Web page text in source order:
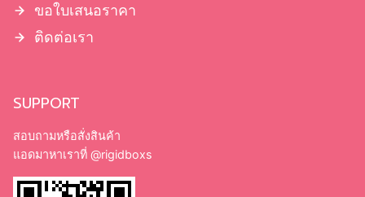
ขอใบเสนอราคา
ติดต่อเรา
SUPPORT
สอบถามหรือสั่งสินค้า
แอดมาหาเราที่ @rigidboxs